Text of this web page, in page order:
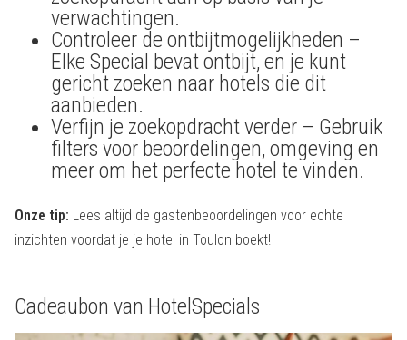
verwachtingen.
Controleer de ontbijtmogelijkheden –
Elke Special bevat ontbijt, en je kunt
gericht zoeken naar hotels die dit
aanbieden.
Verfijn je zoekopdracht verder – Gebruik
filters voor beoordelingen, omgeving en
meer om het perfecte hotel te vinden.
Onze tip: Lees altijd de gastenbeoordelingen voor echte
inzichten voordat je je hotel in Toulon boekt!
Cadeaubon van HotelSpecials